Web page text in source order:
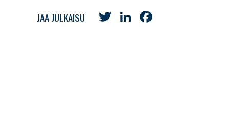
JAA JULKAISU TwitterLinkedIn